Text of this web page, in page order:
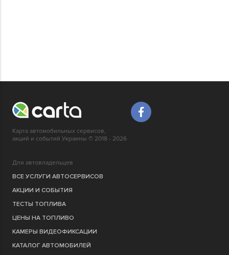
Карта автомобильных сервисов,
акций и событий Украины © 2018 - 2026
Для автовладельцев
ВСЕ УСЛУГИ АВТОСЕРВИСОВ
АКЦИИ И СОБЫТИЯ
ТЕСТЫ ТОПЛИВА
ЦЕНЫ НА ТОПЛИВО
КАМЕРЫ ВИДЕОФИКСАЦИИ
КАТАЛОГ АВТОМОБИЛЕЙ